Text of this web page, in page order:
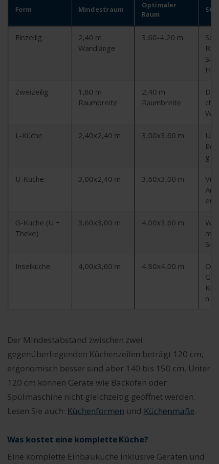
Form Mindestraum
Optimaler
Raum
Einzeilig
2,40 m
Wandlänge
3,60-4,20 m
Zweizeilig
1,80 m
Raumbreite
2,40 m
Raumbreite
L-Küche 2,40x2,40 m 3,00x3,60 m
g
U-Küche 3,00x2,40 m 3,60x3,00 m
Viel
G-Küche (U +
Theke)
3,60x3,00 m 4,00x3,60 m
mit
Inselküche 4,00x3,60 m 4,80x4,00 m
n
Der Mindestabstand zwischen zwei
gegenüberliegenden Küchenzeilen beträgt 120 cm,
ergonomisch besser sind aber 140 bis 150 cm. Unter
120 cm können Geräte wie Backofen oder
Spülmaschine nicht gleichzeitig geöffnet werden.
Lesen Sie auch: Küchenformen und Küchenmaße.
Was kostet eine komplette Küche?
Eine komplette Einbauküche inklusive Geräten und